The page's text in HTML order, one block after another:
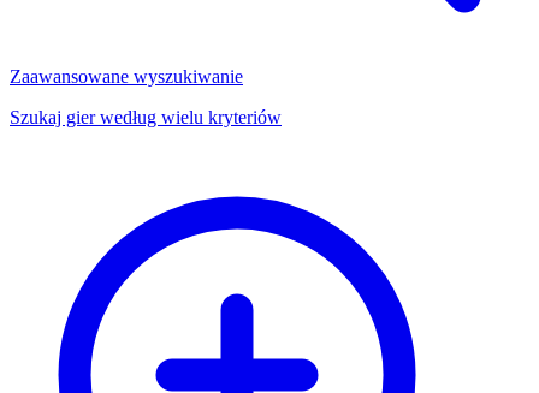
Zaawansowane wyszukiwanie
Szukaj gier według wielu kryteriów